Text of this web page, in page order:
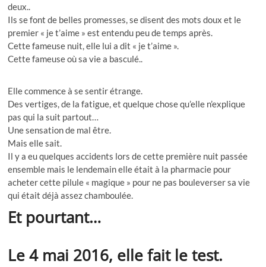
deux..
Ils se font de belles promesses, se disent des mots doux et le
premier « je t’aime » est entendu peu de temps après.
Cette fameuse nuit, elle lui a dit « je t’aime ».
Cette fameuse où sa vie a basculé..
Elle commence à se sentir étrange.
Des vertiges, de la fatigue, et quelque chose qu’elle n’explique
pas qui la suit partout…
Une sensation de mal être.
Mais elle sait.
Il y a eu quelques accidents lors de cette première nuit passée
ensemble mais le lendemain elle était à la pharmacie pour
acheter cette pilule « magique » pour ne pas bouleverser sa vie
qui était déjà assez chamboulée.
Et pourtant…
Le 4 mai 2016, elle fait le test.